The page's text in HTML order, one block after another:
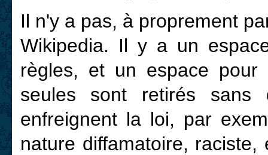
Il n'y a pas, à proprement
Wikipedia. Il y a un
règles, et un espace pour
seules sont retirés sans
enfreignent la loi, par
nature diffamatoire,